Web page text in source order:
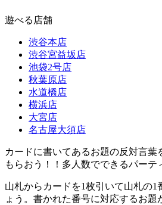
遊べる店舗
渋谷本店
渋谷宮益坂店
池袋2号店
秋葉原店
水道橋店
横浜店
大宮店
名古屋大須店
カードに書いてあるお題の反対言葉
もらおう！！多人数でできるパーテ
山札からカードを1枚引いて山札の1
ょう。書かれた番号に対応するお題